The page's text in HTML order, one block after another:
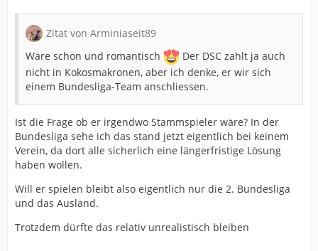
Zitat von Arminiaseit89
Wäre schön und romantisch
Der DSC zahlt ja auch
nicht in Kokosmakronen, aber ich denke, er wir sich
einem Bundesliga-Team anschliessen.
Ist die Frage ob er irgendwo Stammspieler wäre? In der
Bundesliga sehe ich das stand jetzt eigentlich bei keinem
Verein, da dort alle sicherlich eine längerfristige Lösung
haben wollen.
Will er spielen bleibt also eigentlich nur die 2. Bundesliga
und das Ausland.
Trotzdem dürfte das relativ unrealistisch bleiben